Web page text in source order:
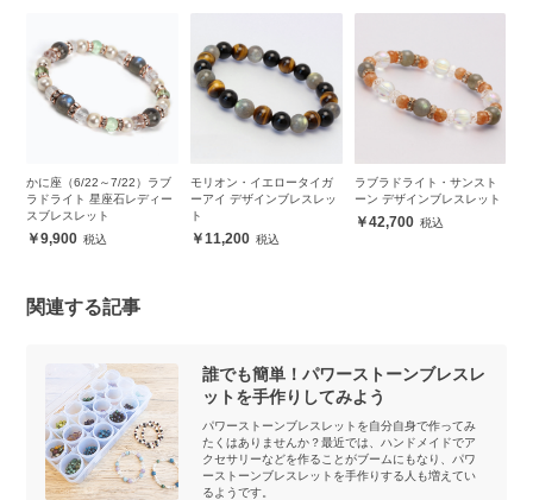
かに座（6/22～7/22）ラブ
ラドライト 星座石レディー
スブレスレット
9,900
モリオン・イエロータイガ
ーアイ デザインブレスレッ
ト
11,200
ラブラドライト・サンスト
ーン デザインブレスレット
42,700
関連する記事
誰でも簡単！パワーストーンブレスレ
ットを手作りしてみよう
パワーストーンブレスレットを自分自身で作ってみ
たくはありませんか？最近では、ハンドメイドでア
クセサリーなどを作ることがブームにもなり、パワ
ーストーンブレスレットを手作りする人も増えてい
るようです。